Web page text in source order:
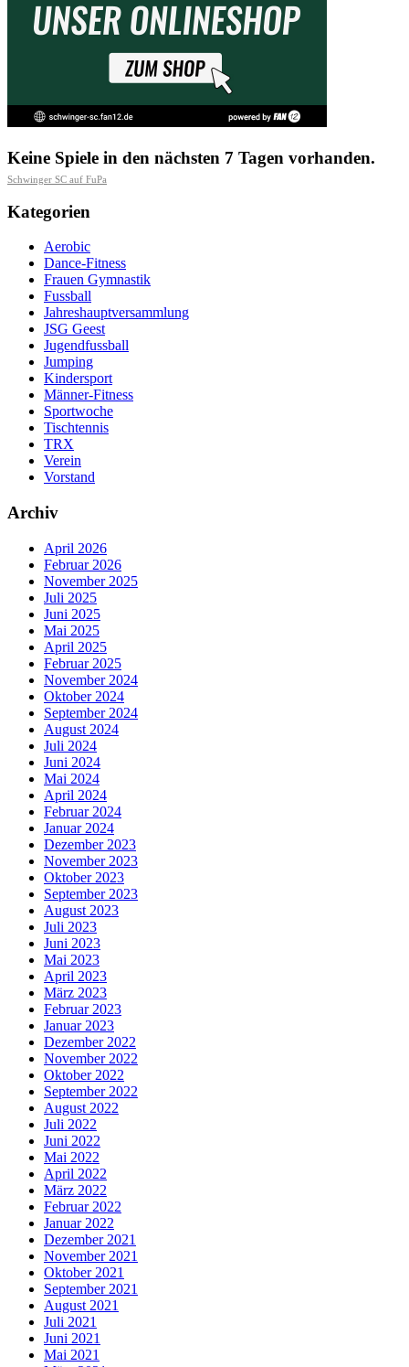
Keine Spiele in den nächsten 7 Tagen vorhanden.
Schwinger SC auf FuPa
Kategorien
Aerobic
Dance-Fitness
Frauen Gymnastik
Fussball
Jahreshauptversammlung
JSG Geest
Jugendfussball
Jumping
Kindersport
Männer-Fitness
Sportwoche
Tischtennis
TRX
Verein
Vorstand
Archiv
April 2026
Februar 2026
November 2025
Juli 2025
Juni 2025
Mai 2025
April 2025
Februar 2025
November 2024
Oktober 2024
September 2024
August 2024
Juli 2024
Juni 2024
Mai 2024
April 2024
Februar 2024
Januar 2024
Dezember 2023
November 2023
Oktober 2023
September 2023
August 2023
Juli 2023
Juni 2023
Mai 2023
April 2023
März 2023
Februar 2023
Januar 2023
Dezember 2022
November 2022
Oktober 2022
September 2022
August 2022
Juli 2022
Juni 2022
Mai 2022
April 2022
März 2022
Februar 2022
Januar 2022
Dezember 2021
November 2021
Oktober 2021
September 2021
August 2021
Juli 2021
Juni 2021
Mai 2021